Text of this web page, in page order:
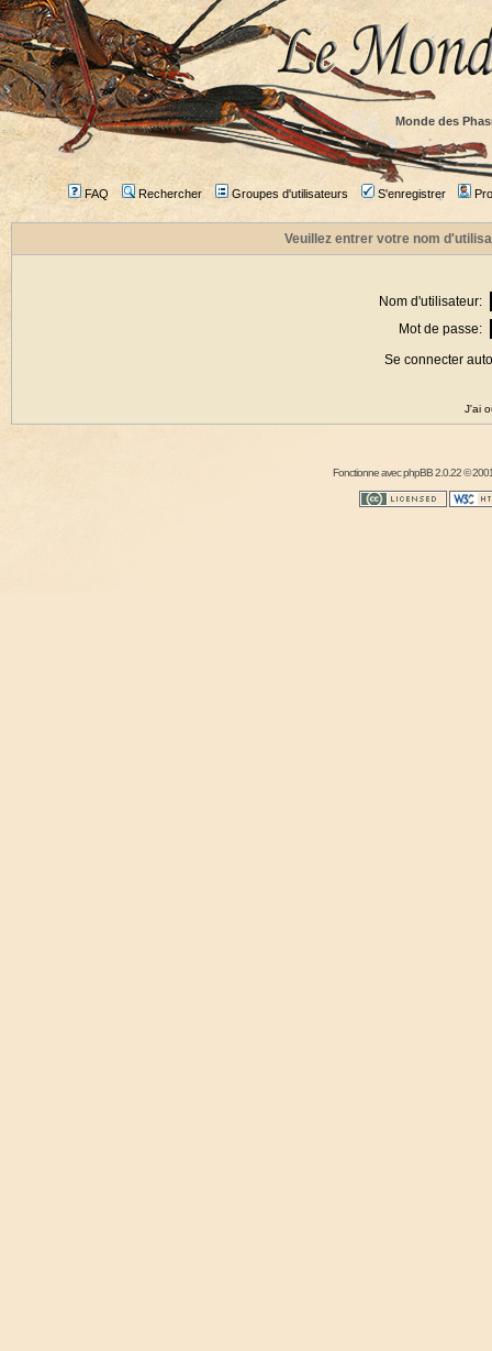
Monde des
FAQ Rechercher Groupes d'utilisateurs S'enregistrer
Veuillez entrer votre nom
Nom d'utilisateur:
Mot de passe:
Se connecter
J'ai
Fonctionne avecphpBB2.0.22 ©